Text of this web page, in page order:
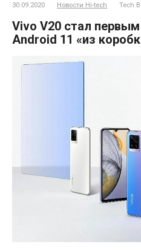
30.09.2020 Новости Hi-tech Tech
Vivo V20 стал
Android 11 «из